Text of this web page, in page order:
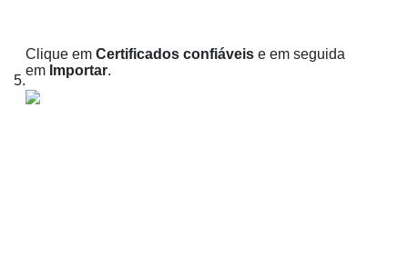
5.
Clique em Certificados confiáveis e em seguida
em Importar.